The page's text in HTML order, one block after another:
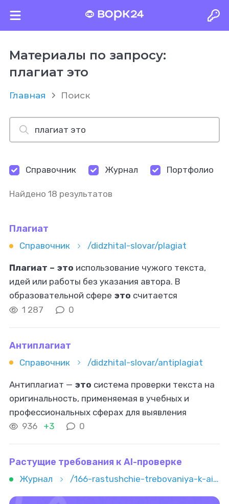
Материалы по запросу:
плагиат это
Главная Поиск
Справочник Журнал Портфолио
Найдено 18 результатов
Плагиат
Справочник /didzhital-slovar/plagiat
Плагиат – это использование чужого текста,
идей или работы без указания автора. В
образовательной сфере это считается
серьезным нарушением, так как создает
1 287 0
Антиплагиат
Справочник /didzhital-slovar/antiplagiat
Антиплагиат — это система проверки текста на
оригинальность, применяемая в учебных и
профессиональных сферах для выявления
заимствований. Она помогает обеспечить
936 +3 0
Растущие требования к AI-проверке
Журнал /166-rastushchie-trebovaniya-k-ai-proverke